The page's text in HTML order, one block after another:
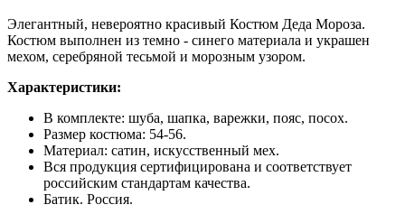
Элегантный, невероятно красивый Костюм Деда Мороза.
Костюм выполнен из темно - синего материала и украшен
мехом, серебряной тесьмой и морозным узором.
Характеристики:
В комплекте: шуба, шапка, варежки, пояс, посох.
Размер костюма: 54-56.
Материал: сатин, искусственный мех.
Вся продукция сертифицирована и соответствует
российским стандартам качества.
Батик. Россия.